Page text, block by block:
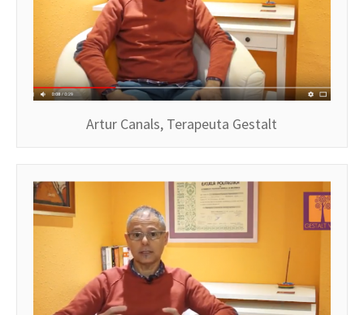
Artur Canals, Terapeuta Gestalt